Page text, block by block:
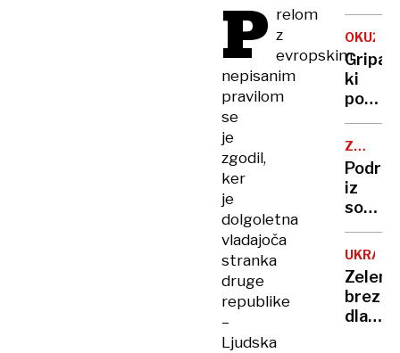
P relom
z
evropskim
nepisanim
pravilom
se
je
zgodil,
ker
je
dolgoletna
vladajoča
stranka
druge
republike
–
Ljudska
kritike
in
OKUŽBE
Gripa,
ki
polni
je
huda
tudi
za
NAPAKA
iz
sodbe:
kirurg
se ni
s
brez
dlake